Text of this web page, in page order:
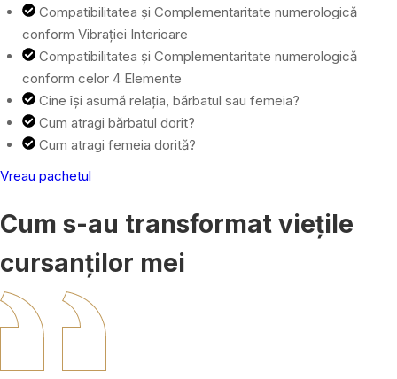
Compatibilitatea și Complementaritate numerologică
conform Vibrației Interioare
Compatibilitatea și Complementaritate numerologică
conform celor 4 Elemente
Cine își asumă relația, bărbatul sau femeia?
Cum atragi bărbatul dorit?
Cum atragi femeia dorită?
Vreau pachetul
Cum s-au transformat viețile
cursanților mei